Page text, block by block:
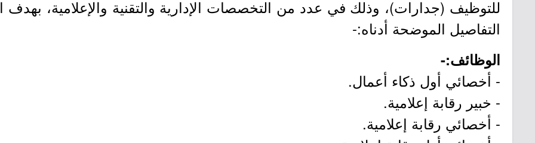
للتوظيف (جدارات)، وذلك في عدد من التخصصات الإدارية والتقنية والإعلامية،
التفاصيل الموضحة أدناه:-
الوظائف:-
- أخصائي أول ذكاء أعمال.
- خبير رقابة إعلامية.
- أخصائي رقابة إعلامية.